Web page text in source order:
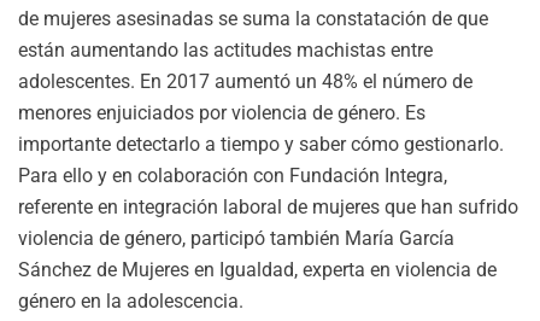
de mujeres asesinadas se suma la constatación de que
están aumentando las actitudes machistas entre
adolescentes. En 2017 aumentó un 48% el número de
menores enjuiciados por violencia de género. Es
importante detectarlo a tiempo y saber cómo gestionarlo.
Para ello y en colaboración con Fundación Integra,
referente en integración laboral de mujeres que han sufrido
violencia de género, participó también María García
Sánchez de Mujeres en Igualdad, experta en violencia de
género en la adolescencia.